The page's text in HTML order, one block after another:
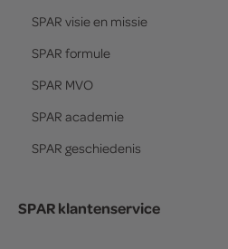
SPAR visie en missie
SPAR formule
SPAR MVO
SPAR academie
SPAR geschiedenis
SPAR klantenservice